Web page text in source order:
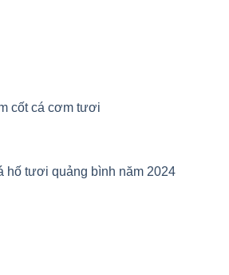
cốt cá cơm tươi
hố tươi quảng bình năm 2024